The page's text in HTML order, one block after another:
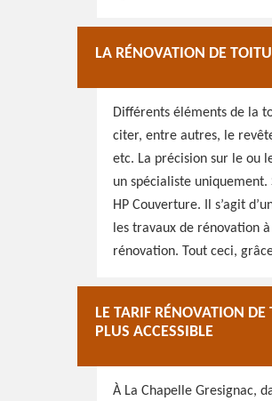
LA RÉNOVATION DE
Différents éléments de la
citer, entre autres, le
etc. La précision sur le ou
un spécialiste uniquement.
HP Couverture. Il s’agit
les travaux de rénovation
rénovation. Tout ceci,
LE TARIF RÉNOVATION
PLUS ACCESSIBLE
À La Chapelle Gresignac,